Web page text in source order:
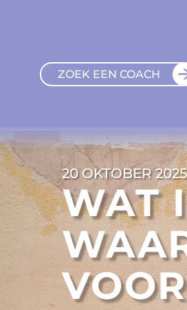
ZOEK EEN COACH
20 OKTOBER 2025
WAT